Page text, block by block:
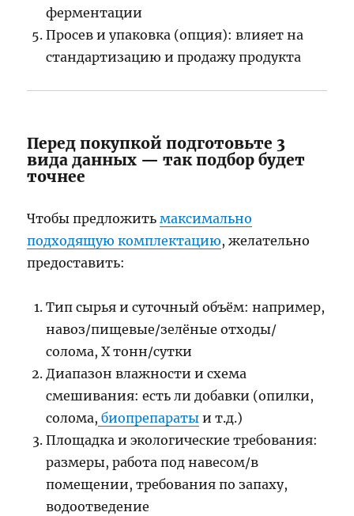
ферментации
Просев и упаковка (опция): влияет на
стандартизацию и продажу продукта
Перед покупкой подготовьте 3
вида данных — так подбор будет
точнее
Чтобы предложитьмаксимально
подходящую комплектацию, желательно
предоставить:
Тип сырья и суточный объём: например,
навоз/пищевые/зелёные отходы/
солома, X тонн/сутки
Диапазон влажности и схема
смешивания: есть ли добавки (опилки,
солома, биопрепараты и т.д.)
Площадка и экологические требования:
размеры, работа под навесом/в
помещении, требования по запаху,
водоотведение